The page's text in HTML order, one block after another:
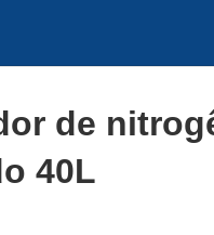
de
40L